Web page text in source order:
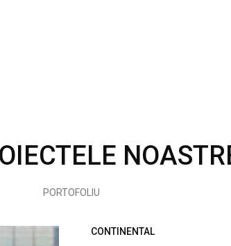
PORTOFOLIU
CONTINENTAL